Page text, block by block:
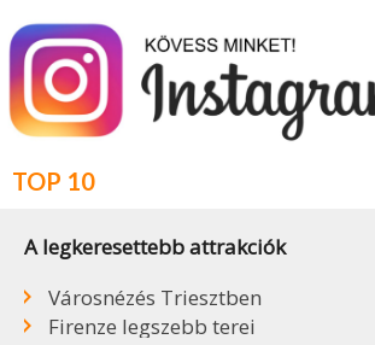
TOP 10
A legkeresettebb attrakciók
Városnézés Triesztben
Firenze legszebb terei